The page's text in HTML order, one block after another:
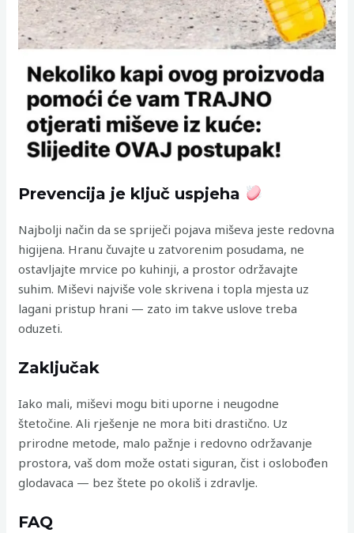
Prevencija je ključ uspjeha
Najbolji način da se spriječi pojava miševa jeste redovna
higijena. Hranu čuvajte u zatvorenim posudama, ne
ostavljajte mrvice po kuhinji, a prostor održavajte
suhim. Miševi najviše vole skrivena i topla mjesta uz
lagani pristup hrani — zato im takve uslove treba
oduzeti.
Zaključak
Iako mali, miševi mogu biti uporne i neugodne
štetočine. Ali rješenje ne mora biti drastično. Uz
prirodne metode, malo pažnje i redovno održavanje
prostora, vaš dom može ostati siguran, čist i oslobođen
glodavaca — bez štete po okoliš i zdravlje.
FAQ